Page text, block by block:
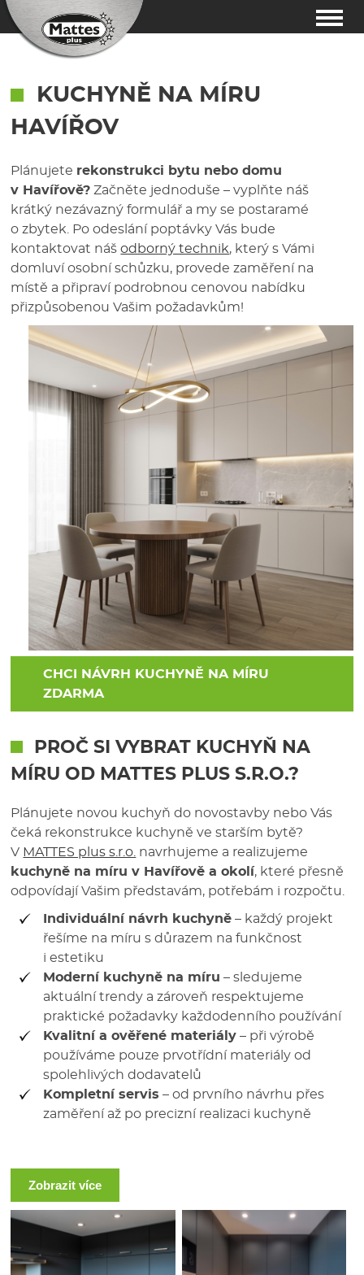
KUCHYNĚ NA MÍRU
HAVÍŘOV
Plánujete rekonstrukci bytu nebo domu
v Havířově? Začněte jednoduše – vyplňte náš
krátký nezávazný formulář a my se postaramé
o zbytek. Po odeslání poptávky Vás bude
kontaktovat nášodborný technik, který s Vámi
domluví osobní schůzku, provede zaměření na
místě a připraví podrobnou cenovou nabídku
přizpůsobenou Vašim požadavkům!
CHCI NÁVRH KUCHYNĚ NA MÍRU
ZDARMA
PROČ SI VYBRAT KUCHYŇ NA
MÍRU OD MATTES PLUS S.R.O.?
Plánujete novou kuchyň do novostavby nebo Vás
čeká rekonstrukce kuchyně ve starším bytě?
V MATTES plus s.r.o. navrhujeme a realizujeme
kuchyně na míru v Havířově a okolí, které přesně
odpovídají Vašim představám, potřebám i rozpočtu.
Individuální návrh kuchyně – každý projekt
řešíme na míru s důrazem na funkčnost
i estetiku
Moderní kuchyně na míru – sledujeme
aktuální trendy a zároveň respektujeme
praktické požadavky každodenního používání
Kvalitní a ověřené materiály – při výrobě
používáme pouze prvotřídní materiály od
spolehlivých dodavatelů
Kompletní servis – od prvního návrhu přes
zaměření až po precizní realizaci kuchyně
NABÍZÍME RŮZNÉ TYPY KUCHYNÍ
Oblíbenou volbou jsoumoderní kuchyně
, které
vynikají čistým designem, jednoduchými liniemi a
praktickým uspořádáním. Pokud dáváte přednost
Zobrazit více